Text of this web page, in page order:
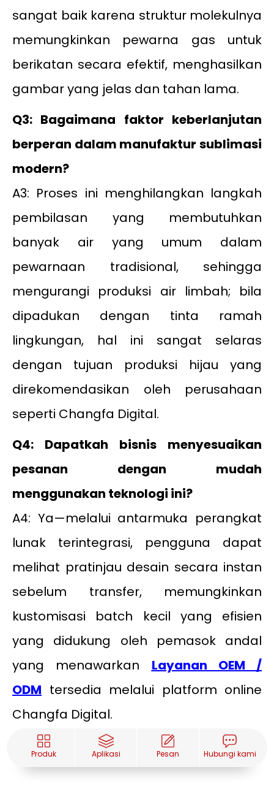
sangat baik karena struktur molekulnya
memungkinkan pewarna gas untuk
berikatan secara efektif, menghasilkan
gambar yang jelas dan tahan lama.
Q3: Bagaimana faktor keberlanjutan
berperan dalam manufaktur sublimasi
modern?
A3: Proses ini menghilangkan langkah
pembilasan yang membutuhkan
banyak air yang umum dalam
pewarnaan tradisional, sehingga
mengurangi produksi air limbah; bila
dipadukan dengan tinta ramah
lingkungan, hal ini sangat selaras
dengan tujuan produksi hijau yang
direkomendasikan oleh perusahaan
seperti Changfa Digital.
Q4: Dapatkah bisnis menyesuaikan
pesanan dengan mudah
menggunakan teknologi ini?
A4: Ya—melalui antarmuka perangkat
lunak terintegrasi, pengguna dapat
melihat pratinjau desain secara instan
sebelum transfer, memungkinkan
kustomisasi batch kecil yang efisien
yang didukung oleh pemasok andal
yang menawarkan Layanan OEM /
ODM tersedia melalui platform online
Changfa Digital.
Produk Aplikasi Pesan Hubungi kami